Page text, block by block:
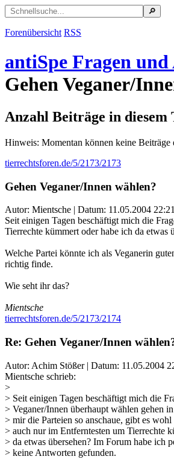
Forenübersicht RSS
antiSpe Fragen
Gehen Veganer/
Anzahl Beiträge in diesem
Hinweis: Momentan können keine Beiträge
tierrechtsforen.de/5/2173/2173
Gehen Veganer/Innen wählen?
Autor: Mientsche | Datum: 11.05.2004
Seit einigen Tagen beschäftigt mich die
Tierrechte kümmert oder habe ich da
Welche Partei könnte ich als Veganerin
richtig finde.
Wie seht ihr das?
Mientsche
tierrechtsforen.de/5/2173/2174
Re: Gehen Veganer/Innen
Autor: Achim Stößer | Datum: 11.05.2004
Mientsche schrieb:
>
> Seit einigen Tagen beschäftigt mich die
> Veganer/Innen überhaupt wählen gehen
> mir die Parteien so anschaue, gibt es
> auch nur im Entferntesten um Tierrechte
> da etwas übersehen? Im Forum habe ich
> keine Antworten gefunden.